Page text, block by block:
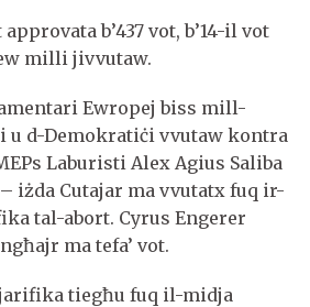
b’437 vot, b’14-il vot
milli jivvutaw.
Ewropej biss mill-
u d-Demokratiċi vvutaw kontra
Laburisti Alex Agius Saliba
iżda Cutajar ma vvutatx fuq ir-
tal-abort. Cyrus Engerer
ma tefa’ vot.
tiegħu fuq il-midja